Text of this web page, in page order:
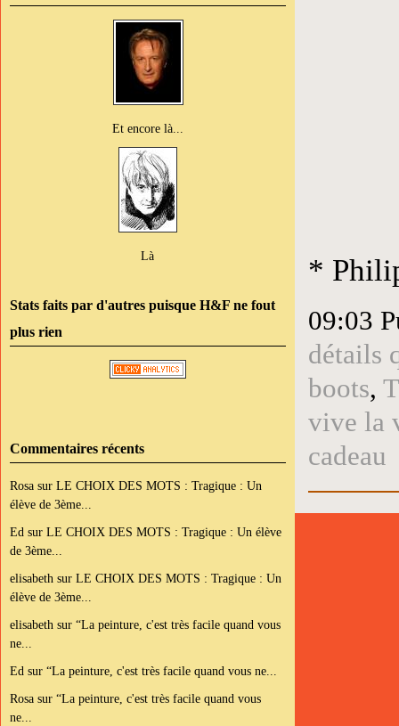
Et encore là...
Là
Stats faits par d'autres puisque H&F ne fout
plus rien
Commentaires récents
Rosa sur LE CHOIX DES MOTS : Tragique : Un
élève de 3ème...
Ed sur LE CHOIX DES MOTS : Tragique : Un élève
de 3ème...
elisabeth sur LE CHOIX DES MOTS : Tragique : Un
élève de 3ème...
elisabeth sur “La peinture, c'est très facile quand vous
ne...
Ed sur “La peinture, c'est très facile quand vous ne...
Rosa sur “La peinture, c'est très facile quand vous
ne...
*
09:03
détails
boots,
vive la
cadeau